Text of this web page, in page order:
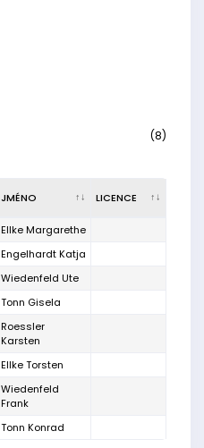
(8)
JMÉNO LICENCE
Ellke Margarethe
Engelhardt Katja
Wiedenfeld Ute
Tonn Gisela
Roessler
Karsten
Ellke Torsten
Wiedenfeld
Frank
Tonn Konrad